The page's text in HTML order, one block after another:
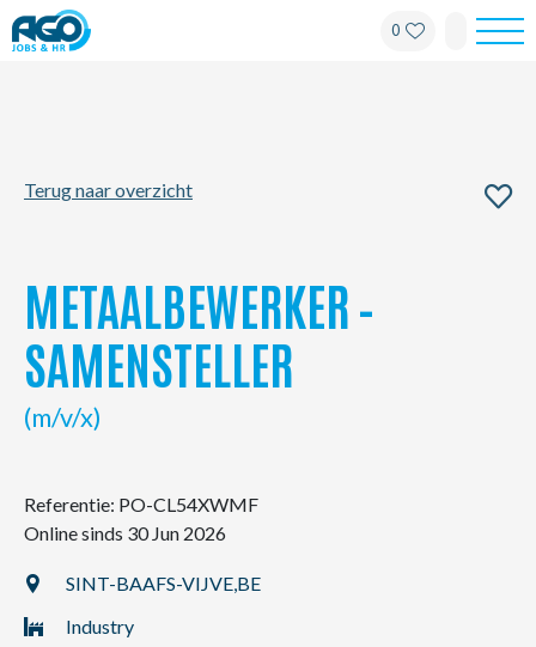
0
Kantoren
My AGO
NL FR EN
Terug naar overzicht
METAALBEWERKER –
SAMENSTELLER
(m/v/x)
Referentie: PO-CL54XWMF
Online sinds 30 Jun 2026
SINT-BAAFS-VIJVE,BE
Industry